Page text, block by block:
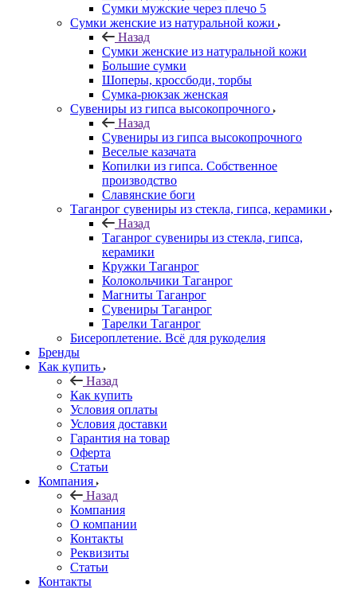
Сумки мужские через плечо 5
Сумки женские из натуральной кожи
Назад
Сумки женские из натуральной кожи
Большие сумки
Шоперы, кроссбоди, торбы
Сумка-рюкзак женская
Сувениры из гипса высокопрочного
Назад
Сувениры из гипса высокопрочного
Веселые казачата
Копилки из гипса. Собственное
производство
Славянские боги
Таганрог сувениры из стекла, гипса, керамики
Назад
Таганрог сувениры из стекла, гипса,
керамики
Кружки Таганрог
Колокольчики Таганрог
Магниты Таганрог
Сувениры Таганрог
Тарелки Таганрог
Бисероплетение. Всё для рукоделия
Бренды
Как купить
Назад
Как купить
Условия оплаты
Условия доставки
Гарантия на товар
Оферта
Статьи
Компания
Назад
Компания
О компании
Контакты
Реквизиты
Статьи
Контакты